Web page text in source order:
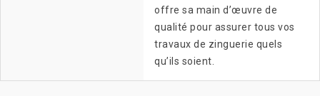
offre sa main d’œuvre de
qualité pour assurer tous vos
travaux de zinguerie quels
qu’ils soient.